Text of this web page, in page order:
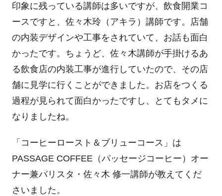
印象に残っている講師は多いですが、飲食開業コ
ースですと、佐々木玲（アキラ）講師です。店舗
の内装デザインや工事をされていて、お話も面白
かったです。ちょうど、佐々木講師が手掛けるあ
る飲食店の内装工事が進行していたので、その店
舗に見学に行くことができました。お店をつくる
過程が見られて面白かったですし、とてもタメに
なりましたね。
「コーヒーロースト＆ブリューコース」は
PASSAGE COFFEE（パッセージコーヒー）オー
ナー兼バリスタ・佐々木 修一講師が教えてくだ
さいました。